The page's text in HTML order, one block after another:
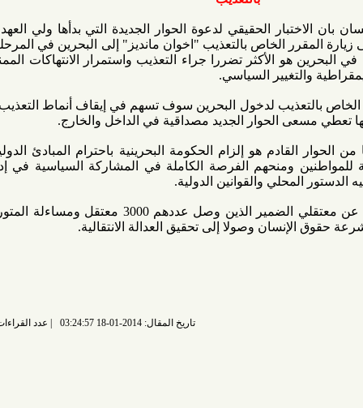
الحقيقي لدعوة الحوار الجديدة التي بدأها ولي العهد البحريني
الخاص بالتعذيب "اخوان مانديز" إلى البحرين في المرحلة القادمة
الأكثر تضررا جراء التعذيب واستمرار الانتهاكات الممنهجة التي
السياسي.
لدخول البحرين سوف تسهم في إيقاف أنماط التعذيب الخطيرة
الحوار الجديد مصداقية في الداخل والخارج.
هو إلزام الحكومة البحرينية باحترام المبادئ الدولية لحقوق
ومنحهم الفرصة الكاملة في المشاركة السياسية في إدارة البلاد
والقوانين الدولية.
في الوقت ذاته بالإفراج عن معتقلي الضمير الذين وصل عددهم 3000 معتقل ومساءلة المتورطين في
وصولا إلى تحقيق العدالة الانتقالية.
عدد القراءات: 6662 قراءة |